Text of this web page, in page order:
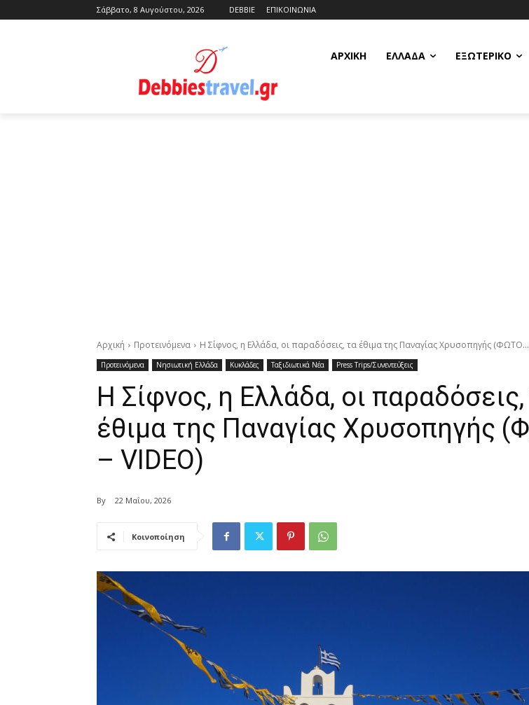
Σάββατο, 8 Αυγούστου, 2026 DEBBIE ΕΠΙΚΟΙΝΩΝΙΑ
ΑΡΧΙΚΗ ΕΛΛΆΔΑ ΕΞΩΤΕΡΙΚΌ
Αρχική Προτεινόμενα Η Σίφνος, η Ελλάδα, οι παραδόσεις, τα έθιμα της Παναγίας Χρυσοπηγής (ΦΩΤΟ...
Προτεινόμενα Νησιωτική Ελλάδα Κυκλάδες Ταξιδιωτικά Νέα Press Trips/Συνεντεύξεις
Η Σίφνος, η Ελλάδα, οι
έθιμα της Παναγίας Χρυσοπηγής
– VIDEO)
By 22 Μαΐου, 2026
Κοινοποίηση